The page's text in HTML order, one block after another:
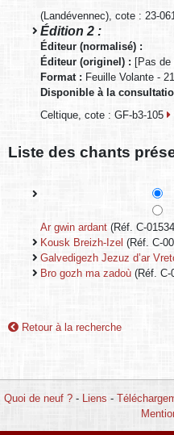
(Landévennec), cote : 23-061
Édition 2 :
Éditeur (normalisé) :
Éditeur (originel) : [Pas de
Format : Feuille Volante -
Disponible à la
Celtique, cote : GF-b3-105
Liste des chants
Ar gwin ardant (Réf. C-
Kousk Breizh-Izel (Réf. C-
Galvedigezh Jezuz d’ar
Bro gozh ma zadoù (Réf. C-
Retour à la recherche
Quoi de neuf ?- Liens -